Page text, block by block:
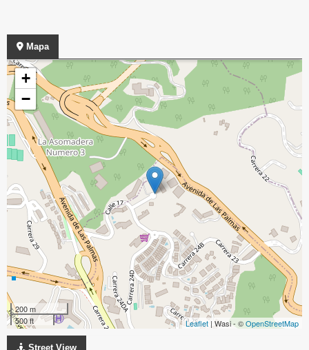
Mapa
+
−
200 m
500 ft
Leaflet| Wasi - ©OpenStreetMap
Street View